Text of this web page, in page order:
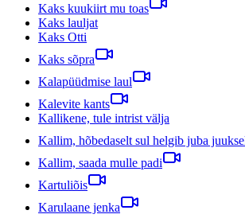
Kaks kuukiirt mu toas
Kaks lauljat
Kaks Otti
Kaks sõpra
Kalapüüdmise laul
Kalevite kants
Kallikene, tule intrist välja
Kallim, hõbedaselt sul helgib juba
Kallim, saada mulle padi
Kartuliõis
Karulaane jenka